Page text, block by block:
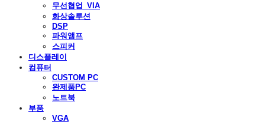
무선협업_VIA
화상솔루션
DSP
파워앰프
스피커
디스플레이
컴퓨터
CUSTOM PC
완제품PC
노트북
부품
VGA